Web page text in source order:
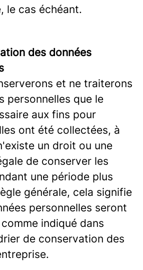
le cas échéant.
des données
et ne traiterons
personnelles que le
aux fins pour
ont été collectées, à
un droit ou une
de conserver les
une période plus
générale, cela signifie
personnelles seront
indiqué dans
de conservation des